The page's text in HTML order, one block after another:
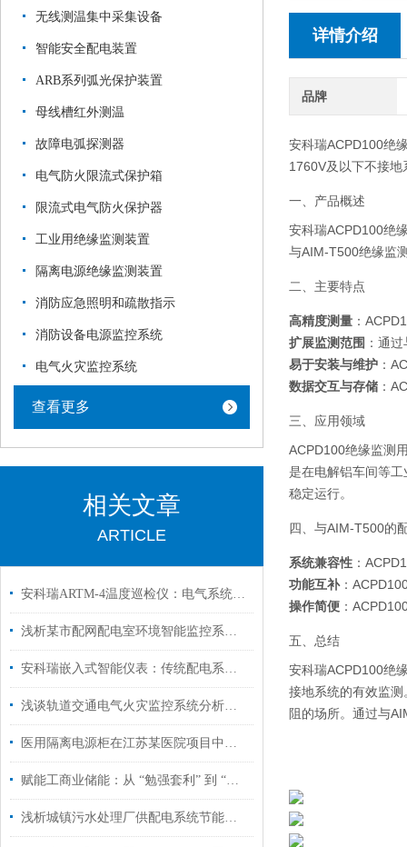
无线测温集中采集设备
智能安全配电装置
ARB系列弧光保护装置
母线槽红外测温
故障电弧探测器
电气防火限流式保护箱
限流式电气防火保护器
工业用绝缘监测装置
隔离电源绝缘监测装置
消防应急照明和疏散指示
消防设备电源监控系统
电气火灾监控系统
查看更多
相关文章
ARTICLE
安科瑞ARTM-4温度巡检仪：电气系统的贴心“温度卫士”
浅析某市配网配电室环境智能监控系统建设探索与实践
安科瑞嵌入式智能仪表：传统配电系统数字化升级的先锋力量
浅谈轨道交通电气火灾监控系统分析措施
医用隔离电源柜在江苏某医院项目中的应用
赋能工商业储能：从 “勉强套利” 到 “高效盈利”，只差一套无线计量仪表
浅析城镇污水处理厂供配电系统节能设计
详情介绍
品牌
安科瑞ACPD100绝
1760V及以下不接
一、产品概述
安科瑞ACPD100绝
与AIM-T500绝缘监
二、主要特点
高精度测量 ：
扩展监测范围 ：通
易于安装与维护 ：
数据交互与存储 ：
三、应用领域
ACPD100绝缘监测
是在电解铝车间等
稳定运行。
四、与AIM-T500的
系统兼容性 ：
功能互补：
操作简便 ：
五、总结
安科瑞ACPD100绝
接地系统的有效监
阻的场所。通过与